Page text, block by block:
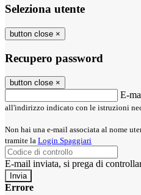
Seleziona utente
button close ×
Recupero password
button close ×
E-
all'indirizzo indicato con le istruzioni
Non hai una e-mail associata al nome
tramite la Login Spaggiari
E-mail inviata, si prega di
Errore